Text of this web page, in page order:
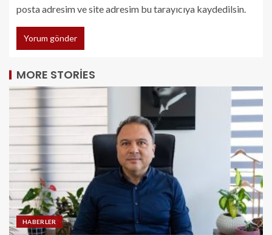
posta adresim ve site adresim bu tarayıcıya kaydedilsin.
MORE STORIES
HABERLER